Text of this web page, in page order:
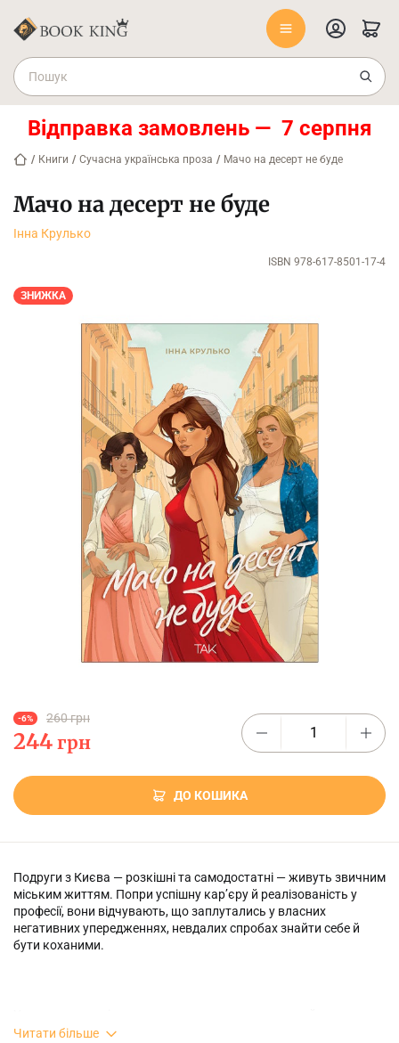
Відправка замовлень — 7 серпня
/ Книги / Сучасна українська проза / Мачо на десерт не буде
Мачо на десерт не буде
Інна Крулько
ISBN 978-617-8501-17-4
ЗНИЖКА
-6% 260 грн
244 грн
ДО КОШИКА
Подруги з Києва — розкішні та самодостатні — живуть звичним
міським життям. Попри успішну кар’єру й реалізованість у
професії, вони відчувають, що заплутались у власних
негативних упередженнях, невдалих спробах знайти себе й
бути коханими.
відродження любові до себе вони готові їхати навіть на край
Читати більше